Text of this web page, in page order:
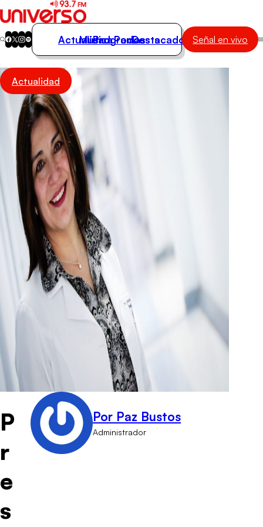
Actualidad
Música
Programas
Podcasts
Destacados
Actualidad
Música
Programas
Podcasts
Destacados Señal en vivo
Actualidad
P
r
e
s
Por Paz Bustos
Administrador